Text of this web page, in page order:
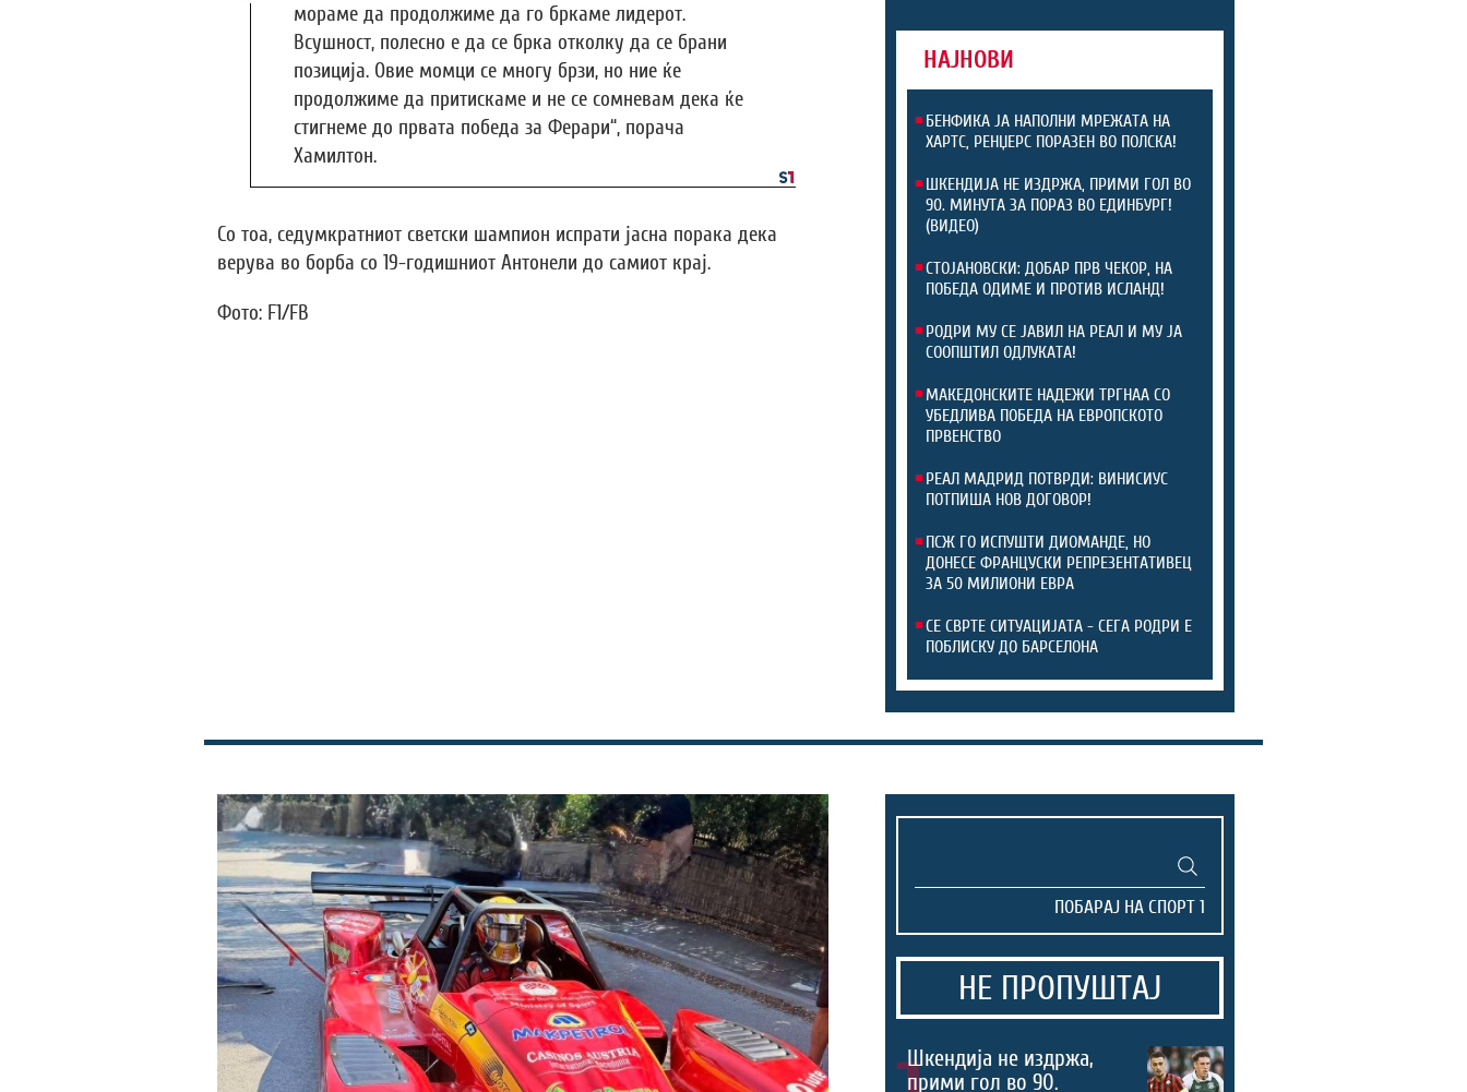
мораме да продолжиме да го бркаме лидерот.
Всушност, полесно е да се брка отколку да се брани
позиција. Овие момци се многу брзи, но ние ќе
продолжиме да притискаме и не се сомневам дека ќе
стигнеме до првата победа за Ферари“, порача
Хамилтон.
Со тоа, седумкратниот светски шампион испрати јасна порака дека
верува во борба со 19-годишниот Антонели до самиот крај.
Фото: F1/FB
НАЈНОВИ
БЕНФИКА ЈА НАПОЛНИ МРЕЖАТА НА
ХАРТС, РЕНЏЕРС ПОРАЗЕН ВО ПОЛСКА!
ШКЕНДИЈА НЕ ИЗДРЖА, ПРИМИ ГОЛ ВО
90. МИНУТА ЗА ПОРАЗ ВО ЕДИНБУРГ!
(ВИДЕО)
СТОЈАНОВСКИ: ДОБАР ПРВ ЧЕКОР, НА
ПОБЕДА ОДИМЕ И ПРОТИВ ИСЛАНД!
РОДРИ МУ СЕ ЈАВИЛ НА РЕАЛ И МУ ЈА
СООПШТИЛ ОДЛУКАТА!
МАКЕДОНСКИТЕ НАДЕЖИ ТРГНАА СО
УБЕДЛИВА ПОБЕДА НА ЕВРОПСКОТО
ПРВЕНСТВО
РЕАЛ МАДРИД ПОТВРДИ: ВИНИСИУС
ПОТПИША НОВ ДОГОВОР!
ПСЖ ГО ИСПУШТИ ДИОМАНДЕ, НО
ДОНЕСЕ ФРАНЦУСКИ РЕПРЕЗЕНТАТИВЕЦ
ЗА 50 МИЛИОНИ ЕВРА
СЕ СВРТЕ СИТУАЦИЈАТА - СЕГА РОДРИ Е
ПОБЛИСКУ ДО БАРСЕЛОНА
НЕ ПРОПУШТАЈ
Шкендија не издржа,
прими гол во 90.